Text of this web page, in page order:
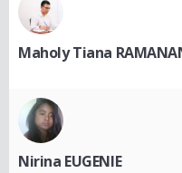
Maholy Tiana
Nirina EUGENIE